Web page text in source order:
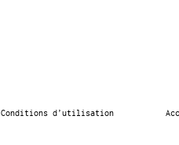
Conditions d’utilisation